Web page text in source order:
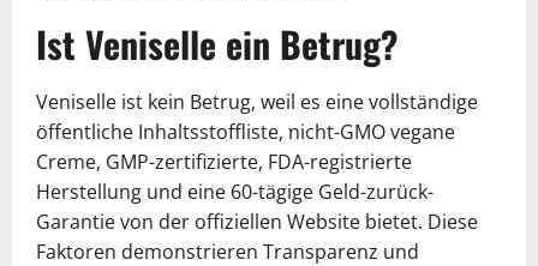
Ist Veniselle ein Betrug?
Veniselle ist kein Betrug, weil es eine vollständige
öffentliche Inhaltsstoffliste, nicht-GMO vegane
Creme, GMP-zertifizierte, FDA-registrierte
Herstellung und eine 60-tägige Geld-zurück-
Garantie von der offiziellen Website bietet. Diese
Faktoren demonstrieren Transparenz und